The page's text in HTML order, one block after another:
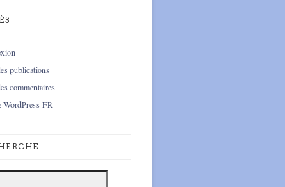
publications
commentaires
WordPress-FR